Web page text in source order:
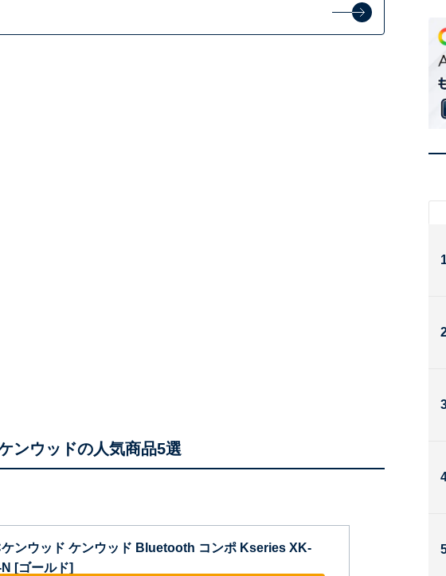
ンウッドの人気商品5選
ンウッド ケンウッド Bluetooth コンポ Kseries XK-
[ゴールド]
1
2